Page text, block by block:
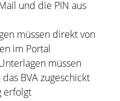
und die PIN aus
müssen direkt von
im Portal
müssen
BVA zugeschickt
erfolgt